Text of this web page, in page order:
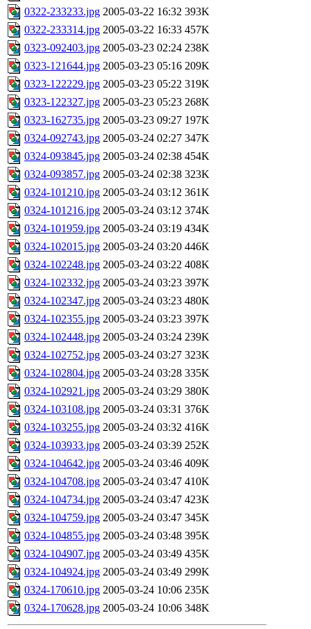
0322-233233.jpg 2005-03-22 16:32 393K
0322-233314.jpg 2005-03-22 16:33 457K
0323-092403.jpg 2005-03-23 02:24 238K
0323-121644.jpg 2005-03-23 05:16 209K
0323-122229.jpg 2005-03-23 05:22 319K
0323-122327.jpg 2005-03-23 05:23 268K
0323-162735.jpg 2005-03-23 09:27 197K
0324-092743.jpg 2005-03-24 02:27 347K
0324-093845.jpg 2005-03-24 02:38 454K
0324-093857.jpg 2005-03-24 02:38 323K
0324-101210.jpg 2005-03-24 03:12 361K
0324-101216.jpg 2005-03-24 03:12 374K
0324-101959.jpg 2005-03-24 03:19 434K
0324-102015.jpg 2005-03-24 03:20 446K
0324-102248.jpg 2005-03-24 03:22 408K
0324-102332.jpg 2005-03-24 03:23 397K
0324-102347.jpg 2005-03-24 03:23 480K
0324-102355.jpg 2005-03-24 03:23 397K
0324-102448.jpg 2005-03-24 03:24 239K
0324-102752.jpg 2005-03-24 03:27 323K
0324-102804.jpg 2005-03-24 03:28 335K
0324-102921.jpg 2005-03-24 03:29 380K
0324-103108.jpg 2005-03-24 03:31 376K
0324-103255.jpg 2005-03-24 03:32 416K
0324-103933.jpg 2005-03-24 03:39 252K
0324-104642.jpg 2005-03-24 03:46 409K
0324-104708.jpg 2005-03-24 03:47 410K
0324-104734.jpg 2005-03-24 03:47 423K
0324-104759.jpg 2005-03-24 03:47 345K
0324-104855.jpg 2005-03-24 03:48 395K
0324-104907.jpg 2005-03-24 03:49 435K
0324-104924.jpg 2005-03-24 03:49 299K
0324-170610.jpg 2005-03-24 10:06 235K
0324-170628.jpg 2005-03-24 10:06 348K